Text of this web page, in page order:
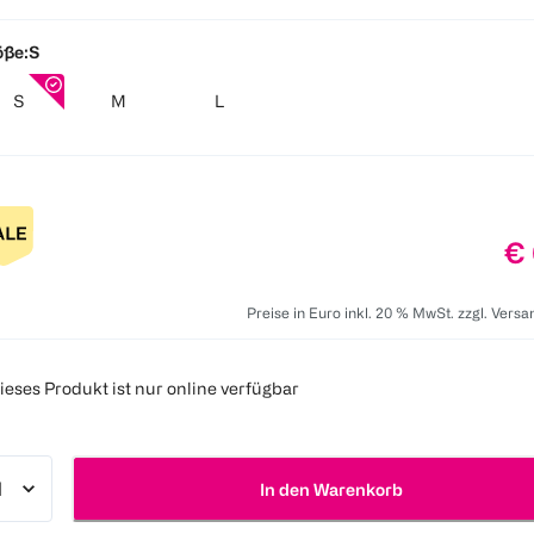
S
S M L
€
Preise in Euro inkl. 20 % MwSt. zzgl.
Produkt ist nur online verfügbar
In den Warenkorb